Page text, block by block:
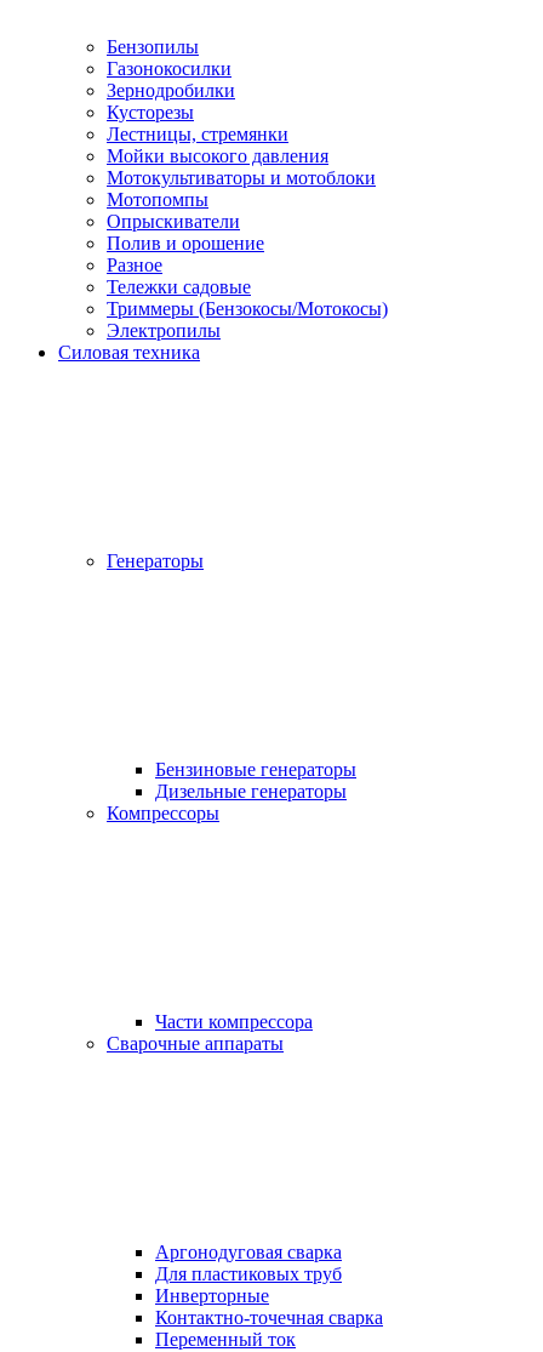
Бензопилы
Газонокосилки
Зернодробилки
Кусторезы
Лестницы, стремянки
Мойки высокого давления
Мотокультиваторы и мотоблоки
Мотопомпы
Опрыскиватели
Полив и орошение
Разное
Тележки садовые
Триммеры (Бензокосы/Мотокосы)
Электропилы
Силовая техника
Генераторы
Бензиновые генераторы
Дизельные генераторы
Компрессоры
Части компрессора
Сварочные аппараты
Аргонодуговая сварка
Для пластиковых труб
Инверторные
Контактно-точечная сварка
Переменный ток